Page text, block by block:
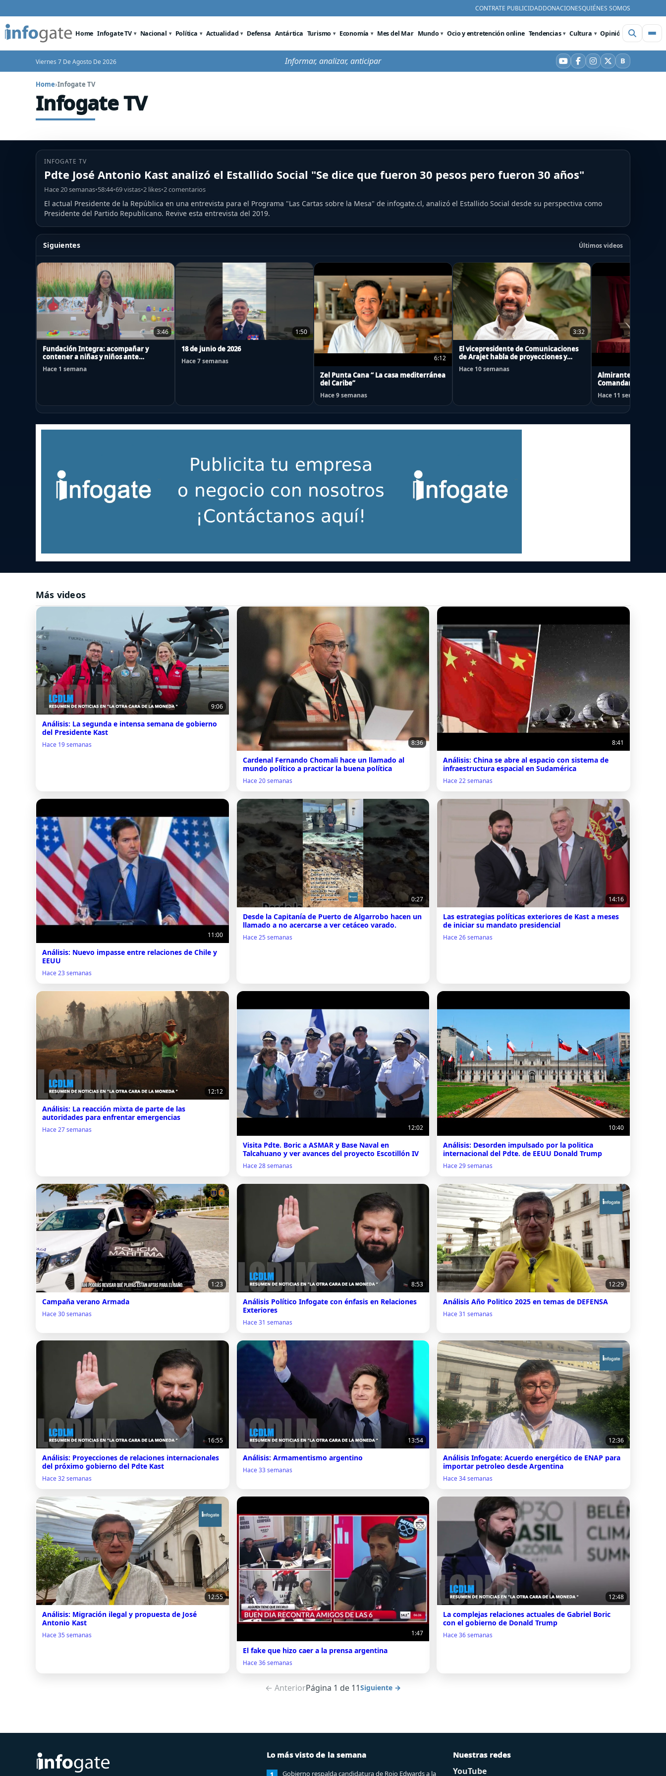
CONTRATE PUBLICIDADDONACIONESQUIÉNES SOMOS
Home Infogate TV Nacional Política Actualidad Defensa Antártica Turismo Economía Mes del Mar Mundo Ocio y entretención online Tendencias Cultura Opinión Videos
Viernes 7 De Agosto De 2026 Informar, analizar, anticipar YouTube
Facebook
Instagram
X BBluesky
Home›Infogate TV
Infogate TV
INFOGATE TV
Pdte José Antonio Kast analizó el Estallido Social "Se dice que fueron 30 pesos pero fueron 30 años"
Hace 20 semanas•58:44•69 vistas•2 likes•2 comentarios
El actual Presidente de la República en una entrevista para el Programa "Las Cartas sobre la Mesa" de infogate.cl, analizó el Estallido Social desde su perspectiva como
Presidente del Partido Republicano. Revive esta entrevista del 2019.
Siguientes Últimos videos
3:46
Fundación Integra: acompañar y
contener a niñas y niños ante
emergencias
Hace 1 semana
1:50
18 de junio de 2026
Hace 7 semanas 6:12
Zel Punta Cana “ La casa mediterránea
del Caribe”
Hace 9 semanas
3:32
El vicepresidente de Comunicaciones
de Arajet habla de proyecciones y
novedades de la aerolínea
Hace 10 semanas
Almirante Fernando
Comandante en Jefe
Hace 11 semanas
Más videos
9:06
Análisis: La segunda e intensa semana de gobierno
del Presidente Kast
Hace 19 semanas 8:36
Cardenal Fernando Chomali hace un llamado al
mundo político a practicar la buena política
Hace 20 semanas
8:41
Análisis: China se abre al espacio con sistema de
infraestructura espacial en Sudamérica
Hace 22 semanas
11:00
Análisis: Nuevo impasse entre relaciones de Chile y
EEUU
Hace 23 semanas
0:27
Desde la Capitanía de Puerto de Algarrobo hacen un
llamado a no acercarse a ver cetáceo varado.
Hace 25 semanas
14:16
Las estrategias políticas exteriores de Kast a meses
de iniciar su mandato presidencial
Hace 26 semanas
12:12
Análisis: La reacción mixta de parte de las
autoridades para enfrentar emergencias
Hace 27 semanas 12:02
Visita Pdte. Boric a ASMAR y Base Naval en
Talcahuano y ver avances del proyecto Escotillón IV
Hace 28 semanas
10:40
Análisis: Desorden impulsado por la politica
internacional del Pdte. de EEUU Donald Trump
Hace 29 semanas
1:23
Campaña verano Armada
Hace 30 semanas
8:53
Análisis Político Infogate con énfasis en Relaciones
Exteriores
Hace 31 semanas
12:29
Análisis Año Politico 2025 en temas de DEFENSA
Hace 31 semanas
16:55
Análisis: Proyecciones de relaciones internacionales
del próximo gobierno del Pdte Kast
Hace 32 semanas
13:54
Análisis: Armamentismo argentino
Hace 33 semanas
12:36
Análisis Infogate: Acuerdo energético de ENAP para
importar petroleo desde Argentina
Hace 34 semanas
12:55
Análisis: Migración ilegal y propuesta de José
Antonio Kast
Hace 35 semanas 1:47
El fake que hizo caer a la prensa argentina
Hace 36 semanas
12:48
La complejas relaciones actuales de Gabriel Boric
con el gobierno de Donald Trump
Hace 36 semanas
← AnteriorPágina 1 de 11Siguiente →
Lo más visto de la semana
Gobierno respalda candidatura de Rojo Edwards a la
Nuestras redes
YouTube